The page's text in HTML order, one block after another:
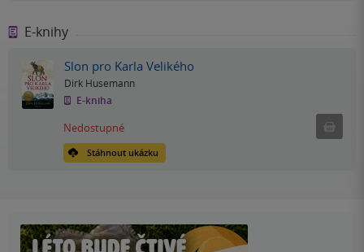
E-knihy
Slon pro Karla Velikého
Dirk Husemann
E-kniha
Stáhnout ukázku
Nedostupné